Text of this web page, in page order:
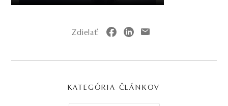
Zdielať:
KATEGÓRIA ČLÁNKOV